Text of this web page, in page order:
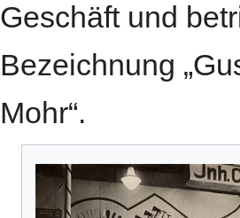
Geschäft und
Bezeichnung
Mohr“.